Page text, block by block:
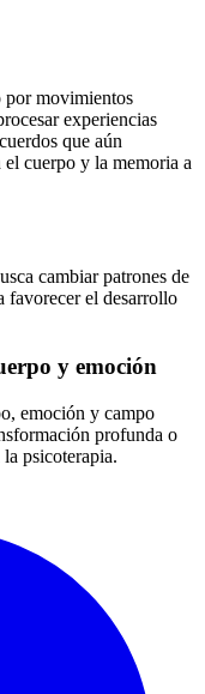
por movimientos
experiencias
que aún
cuerpo y la memoria a
cambiar patrones de
favorecer el desarrollo
y emoción
emoción y campo
profunda o
psicoterapia.